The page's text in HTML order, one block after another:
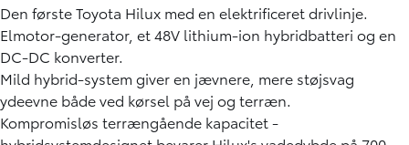
Den første Toyota Hilux med en elektrificeret drivlinje.
Elmotor-generator, et 48V lithium-ion hybridbatteri og en
DC-DC konverter.
Mild hybrid-system giver en jævnere, mere støjsvag
ydeevne både ved kørsel på vej og terræn.
Kompromisløs terrængående kapacitet -